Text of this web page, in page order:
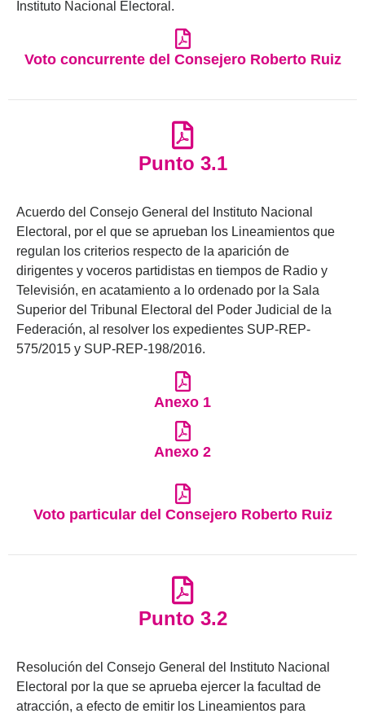
Instituto Nacional Electoral.
Voto concurrente del Consejero Roberto Ruiz
Punto 3.1
Acuerdo del Consejo General del Instituto Nacional
Electoral, por el que se aprueban los Lineamientos que
regulan los criterios respecto de la aparición de
dirigentes y voceros partidistas en tiempos de Radio y
Televisión, en acatamiento a lo ordenado por la Sala
Superior del Tribunal Electoral del Poder Judicial de la
Federación, al resolver los expedientes SUP-REP-
575/2015 y SUP-REP-198/2016.
Anexo 1
Anexo 2
Voto particular del Consejero Roberto Ruiz
Punto 3.2
Resolución del Consejo General del Instituto Nacional
Electoral por la que se aprueba ejercer la facultad de
atracción, a efecto de emitir los Lineamientos para